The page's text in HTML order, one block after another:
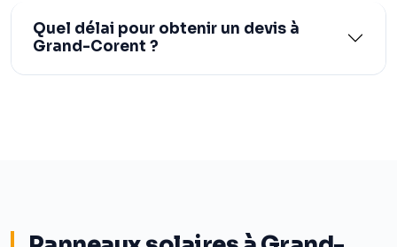
Quel délai pour obtenir un devis à
Grand-Corent ?